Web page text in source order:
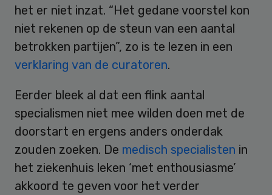
het er niet inzat. “Het gedane voorstel kon
niet rekenen op de steun van een aantal
betrokken partijen”, zo is te lezen in een
verklaring van de curatoren.
Eerder bleek al dat een flink aantal
specialismen niet mee wilden doen met de
doorstart en ergens anders onderdak
zouden zoeken. De medisch specialisten in
het ziekenhuis leken ‘met enthousiasme’
akkoord te geven voor het verder